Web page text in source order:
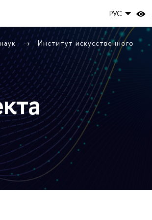
РУС
Институт искусственного